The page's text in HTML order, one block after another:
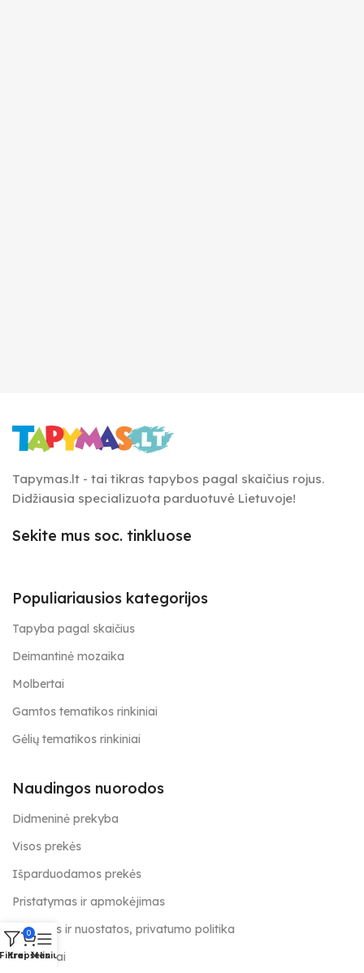
Tapymas.lt - tai tikras tapybos pagal skaičius rojus.
Didžiausia specializuota parduotuvė Lietuvoje!
Sekite mus soc. tinkluose
Populiariausios kategorijos
Tapyba pagal skaičius
Deimantinė mozaika
Molbertai
Gamtos tematikos rinkiniai
Gėlių tematikos rinkiniai
Naudingos nuorodos
Didmeninė prekyba
Visos prekės
Išparduodamos prekės
Pristatymas ir apmokėjimas
Taisyklės ir nuostatos, privatumo politika
Kontaktai
0
Krepšelis
Meniu